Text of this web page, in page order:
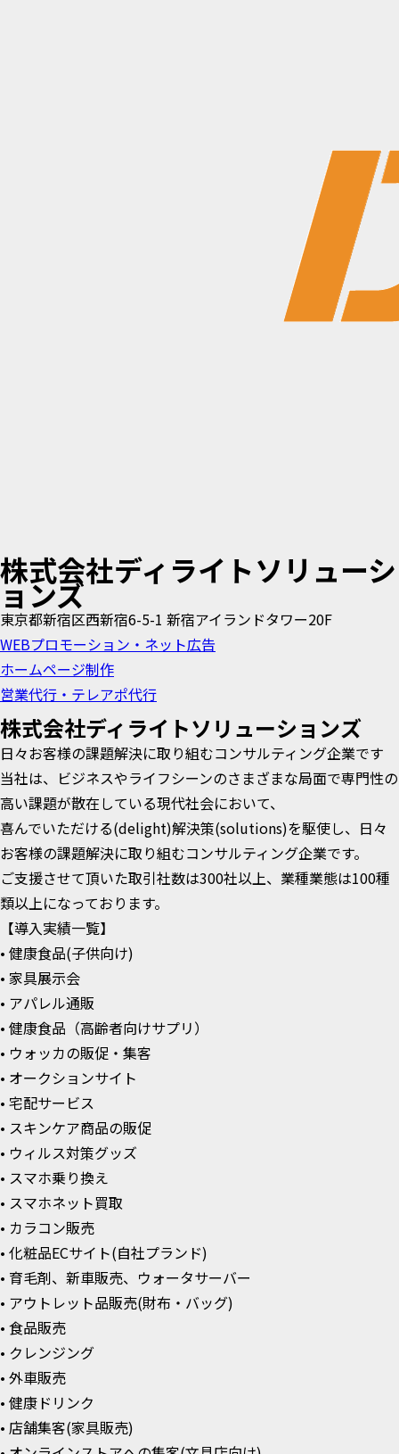
株式会社ディライトソリューシ
ョンズ
東京都新宿区西新宿6-5-1 新宿アイランドタワー20F
WEBプロモーション・ネット広告
ホームページ制作
営業代行・テレアポ代行
株式会社ディライトソリューションズ
日々お客様の課題解決に取り組むコンサルティング企業です
当社は、ビジネスやライフシーンのさまざまな局面で専門性の
高い課題が散在している現代社会において、
喜んでいただける(delight)解決策(solutions)を駆使し、日々
お客様の課題解決に取り組むコンサルティング企業です。
ご支援させて頂いた取引社数は300社以上、業種業態は100種
類以上になっております。
【導入実績一覧】
• 健康食品(子供向け)
• 家具展示会
• アパレル通販
• 健康食品（高齢者向けサプリ）
• ウォッカの販促・集客
• オークションサイト
• 宅配サービス
• スキンケア商品の販促
• ウィルス対策グッズ
• スマホ乗り換え
• スマホネット買取
• カラコン販売
• 化粧品ECサイト(自社プランド)
• 育毛剤、新車販売、ウォータサーバー
• アウトレット品販売(財布・バッグ)
• 食品販売
• クレンジング
• 外車販売
• 健康ドリンク
• 店舗集客(家具販売)